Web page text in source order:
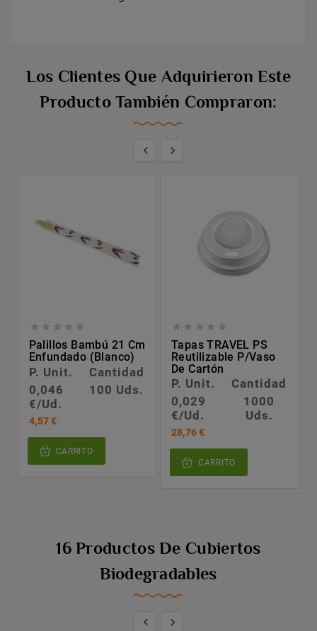
Los Clientes Que Adquirieron Este
Producto También Compraron:
 
    
Palillos Bambú 21 Cm
Enfundado (blanco)
P. Unit.
Cantidad
0,046
€/Ud.
100 Uds.
4,57 €
CARRITO
    
Tapas TRAVEL PS
Reutilizable P/vaso
De Cartón
P. Unit.
Cantidad
0,029
€/Ud.
1000
Uds.
28,76 €
CARRITO
16 Productos De Cubiertos
Biodegradables
 